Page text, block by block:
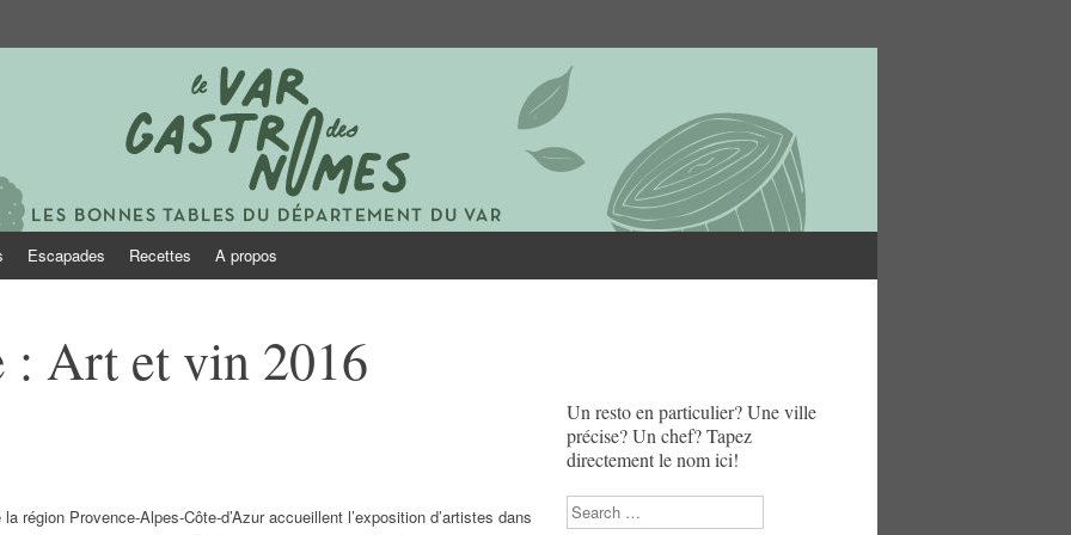
Escapades Recettes A propos
: Art et vin 2016
région Provence-Alpes-Côte-d’Azur accueillent l’exposition d’artistes dans
Un resto en particulier? Une ville
précise? Un chef? Tapez
directement le nom ici!
Search